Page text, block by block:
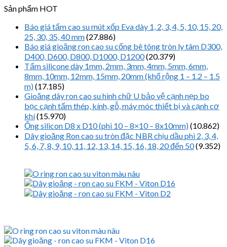
Sản phẩm HOT
Báo giá tấm cao su mút xốp Eva dày 1, 2, 3, 4, 5, 10, 15, 20,
25, 30, 35, 40 mm(27.886)
Báo giá gioăng ron cao su cống bê tông tròn ly tâm D300,
D400, D600, D800, D1000, D1200(20.379)
Tấm silicone dày 1mm, 2mm, 3mm, 4mm, 5mm, 6mm,
8mm, 10mm, 12mm, 15mm, 20mm (khổ rộng 1 – 1.2 – 1.5
m)(17.185)
Gioăng dây ron cao su hình chữ U bảo vệ cạnh nẹp bo
bọc cạnh tấm thép, kính, gỗ, máy móc thiết bị và cạnh cơ
khí(15.970)
Ống silicon D8 x D10 (phi 10 – 8×10 – 8x10mm)(10.862)
Dây gioăng Ron cao su tròn đặc NBR chịu dầu phi 2, 3, 4,
5, 6, 7, 8, 9, 10, 11, 12, 13, 14, 15, 16, 18, 20 đến 50(9.352)